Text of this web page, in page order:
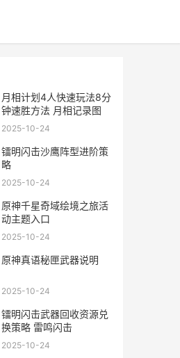
月相计划4人快速玩法8分
钟速胜方法 月相记录图
2025-10-24
镭明闪击沙鹰阵型进阶策
略
2025-10-24
原神千星奇域绘境之旅活
动主题入口
2025-10-24
原神真语秘匣武器说明
2025-10-24
镭明闪击武器回收资源兑
换策略 雷鸣闪击
2025-10-24